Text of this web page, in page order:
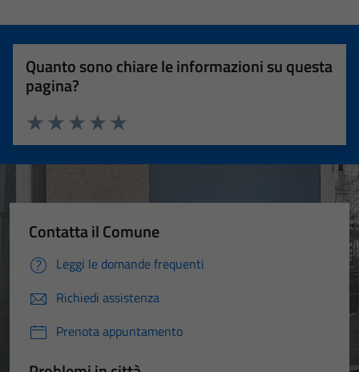
Quanto sono chiare le informazioni su questa
pagina?
Valuta 5 stelle su 5
Valuta 4 stelle su 5
Valuta 3 stelle su 5
Valuta 2 stelle su 5
Valuta 1 stelle su 5
Contatta il Comune
Leggi le domande frequenti
Richiedi assistenza
Prenota appuntamento